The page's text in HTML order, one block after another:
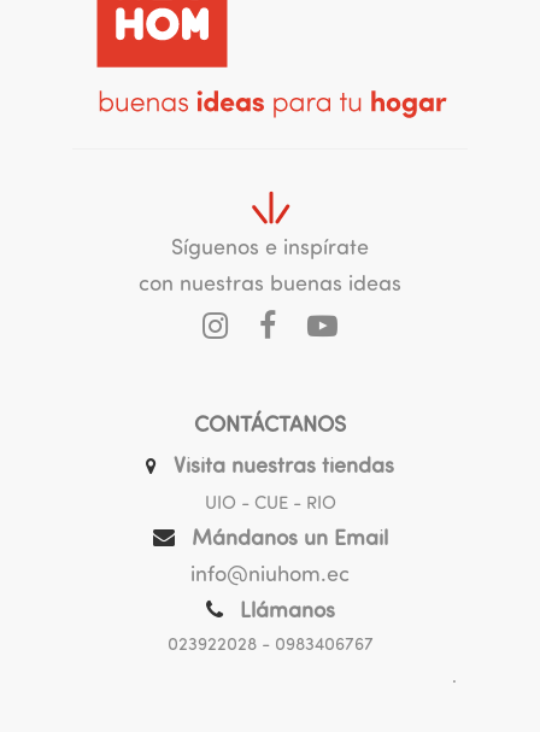
Síguenos e inspírate
con nuestras buenas ideas
CONTÁCTANOS
Visita nuestras tiendas
UIO - CUE - RIO
Mándanos un Email
info@niuhom.ec
Llámanos
023922028- 0983406767
.